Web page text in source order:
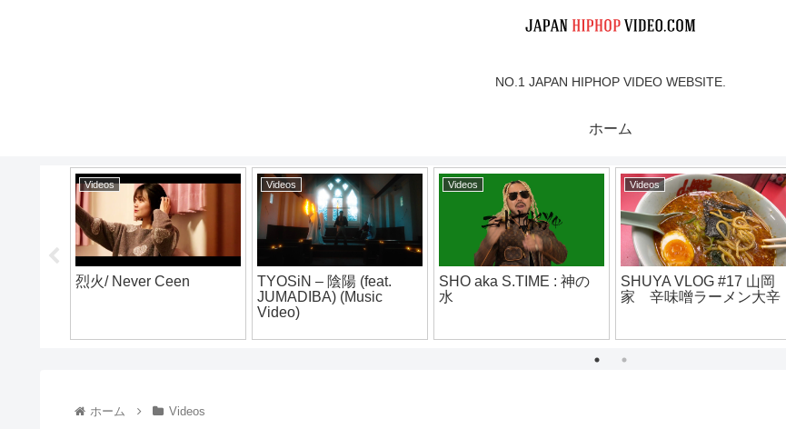
NO.1 JAPAN HIPHOP VIDEO WEBSITE.
ホーム
Videos
烈火/ Never Ceen
Videos
TYOSiN – 陰陽 (feat.
JUMADIBA) (Music
Video)
Videos
SHO aka S.TIME : 神の
水
Videos
SHUYA VLOG #17 山岡
家 辛味噌ラーメン大辛
ホーム Videos